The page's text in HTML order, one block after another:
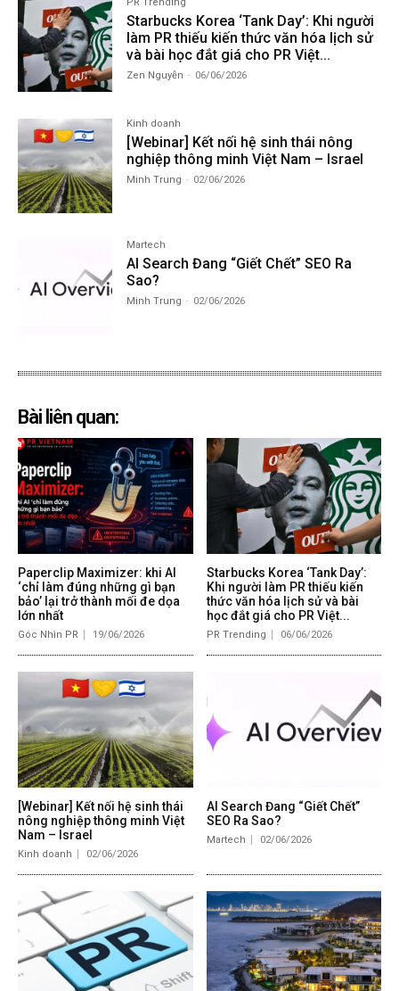
PR Trending
Starbucks Korea ‘Tank Day’: Khi người
làm PR thiếu kiến thức văn hóa lịch sử
và bài học đắt giá cho PR Việt...
Zen Nguyễn - 06/06/2026
Kinh doanh
[Webinar] Kết nối hệ sinh thái nông
nghiệp thông minh Việt Nam – Israel
Minh Trung - 02/06/2026
Martech
AI Search Đang “Giết Chết” SEO Ra
Sao?
Minh Trung - 02/06/2026
Bài liên quan:
Paperclip Maximizer: khi AI
‘chỉ làm đúng những gì bạn
bảo’ lại trở thành mối đe dọa
lớn nhất
Góc Nhìn PR 19/06/2026
Starbucks Korea ‘Tank Day’:
Khi người làm PR thiếu kiến
thức văn hóa lịch sử và bài
học đắt giá cho PR Việt...
PR Trending 06/06/2026
[Webinar] Kết nối hệ sinh thái
nông nghiệp thông minh Việt
Nam – Israel
Kinh doanh 02/06/2026
AI Search Đang “Giết Chết”
SEO Ra Sao?
Martech 02/06/2026